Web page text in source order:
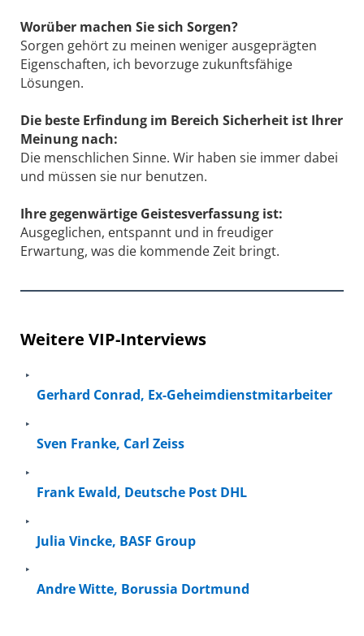
Worüber machen Sie sich Sorgen?
Sorgen gehört zu meinen weniger ausgeprägten
Eigenschaften, ich bevorzuge zukunfts­fähige
Lösungen.
Die beste Erfindung im Bereich Sicherheit ist Ihrer
Meinung nach:
Die menschlichen Sinne. Wir haben sie immer dabei
und müssen sie nur benutzen.
Ihre gegenwärtige Geistesverfassung ist:
Ausgeglichen, entspannt und in freudiger
Erwartung, was die kommende Zeit bringt.
Weitere VIP-Interviews
Gerhard Conrad, Ex-Geheimdienstmitarbeiter
Sven Franke, Carl Zeiss
Frank Ewald, Deutsche Post DHL
Julia Vincke, BASF Group
Andre Witte, Borussia Dortmund